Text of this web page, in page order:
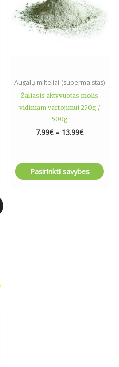
Augalų milteliai (supermaistas)
Žaliasis aktyvuotas molis
vidiniam vartojimui 250g /
500g
7.99€ – 13.99€
Pasirinkti savybes
The
options
may
product
page